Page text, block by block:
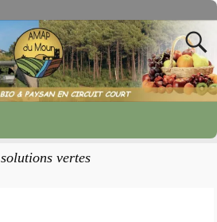
solutions vertes